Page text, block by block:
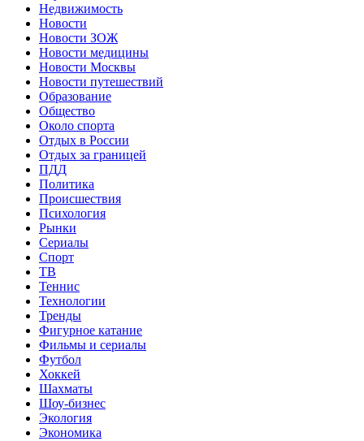
Недвижимость
Новости
Новости ЗОЖ
Новости медицины
Новости Москвы
Новости путешествий
Образование
Общество
Около спорта
Отдых в России
Отдых за границей
ПДД
Политика
Происшествия
Психология
Рынки
Сериалы
Спорт
ТВ
Теннис
Технологии
Тренды
Фигурное катание
Фильмы и сериалы
Футбол
Хоккей
Шахматы
Шоу-бизнес
Экология
Экономика